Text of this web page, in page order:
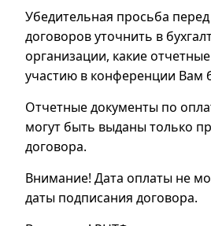
Убедительная просьба
договоров уточнить в
организации, какие
участию в конференции Вам
Отчетные документы по
могут быть выданы только
договора.
Внимание! Дата оплаты не
даты подписания договора.